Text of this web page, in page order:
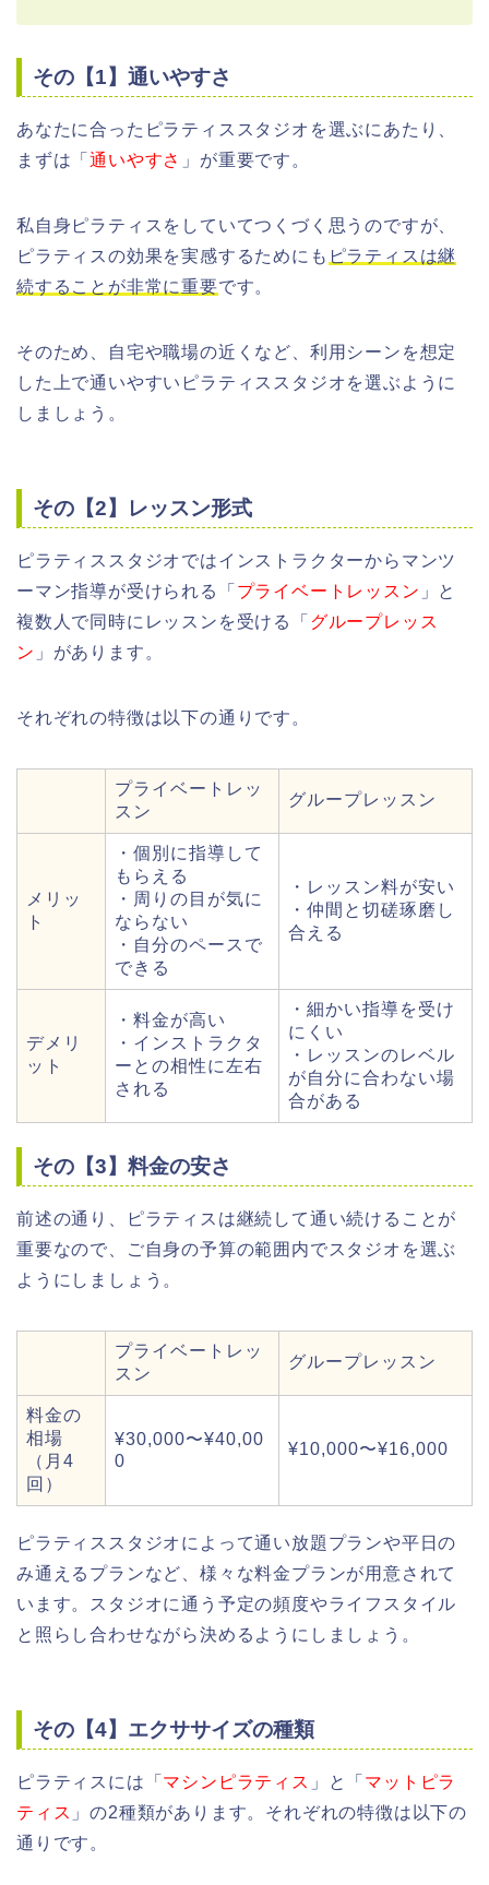
その【1】通いやすさ
あなたに合ったピラティススタジオを選ぶにあたり、
まずは「通いやすさ 」が重要です。
私自身ピラティスをしていてつくづく思うのですが、
ピラティスの効果を実感するためにも ピラティスは継
続することが非常に重要です。
そのため、自宅や職場の近くなど、利用シーンを想定
した上で通いやすいピラティススタジオを選ぶように
しましょう。
その【2】レッスン形式
ピラティススタジオではインストラクターからマンツ
ーマン指導が受けられる「 プライベートレッスン 」と
複数人で同時にレッスンを受ける「 グループレッス
ン 」があります。
それぞれの特徴は以下の通りです。
プライベートレッ
スン
グループレッスン
メリッ
ト
・個別に指導して
もらえる
・周りの目が気に
ならない
・自分のペースで
できる
・レッスン料が安い
・仲間と切磋琢磨し
合える
デメリ
ット
・料金が高い
・インストラクタ
ーとの相性に左右
される
・細かい指導を受け
にくい
・レッスンのレベル
が自分に合わない場
合がある
その【3】料金の安さ
前述の通り、ピラティスは継続して通い続けることが
重要なので、ご自身の予算の範囲内でスタジオを選ぶ
ようにしましょう。
プライベートレッ
スン
グループレッスン
料金の
相場
（月4
回）
¥30,000〜¥40,00
0
¥10,000〜¥16,000
ピラティススタジオによって通い放題プランや平日の
み通えるプランなど、様々な料金プランが用意されて
います。スタジオに通う予定の頻度やライフスタイル
と照らし合わせながら決めるようにしましょう。
その【4】エクササイズの種類
ピラティスには「 マシンピラティス 」と「 マットピラ
ティス 」の2種類があります。それぞれの特徴は以下の
通りです。